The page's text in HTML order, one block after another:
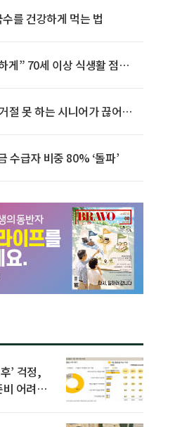
를 건강하게 먹는 법
게” 70세 이상 식생활 점수
못 하는 시니어가 끊어야
수급자 비중 80% ‘돌파’
’ 걱정,
어려